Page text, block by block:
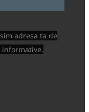
adresa ta de